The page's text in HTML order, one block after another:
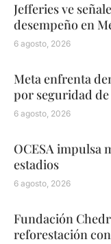
Jefferies ve
desempeño en
6 agosto, 2026
Meta enfrenta
por seguridad
6 agosto, 2026
OCESA impulsa
estadios
6 agosto, 2026
Fundación
reforestación